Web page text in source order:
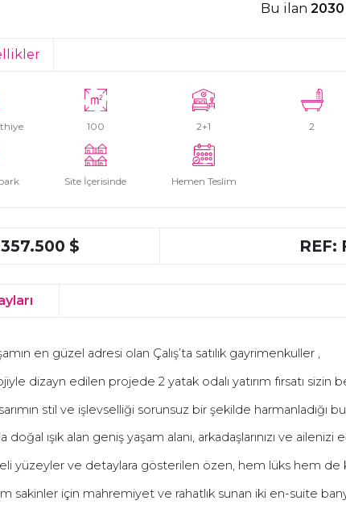
Bu ilan 2030
100 2+1 2
Site İçerisinde Hemen Teslim
357.500 $ REF:
en güzel adresi olan Çalış’ta satılık gayrimenkuller ,
dizayn edilen projede 2 yatak odalı yatırım fırsatı sizin
stil ve işlevselliği sorunsuz bir şekilde harmanladığı
doğal ışık alan geniş yaşam alanı, arkadaşlarınızı ve
yüzeyler ve detaylara gösterilen özen, hem lüks hem de
sakinler için mahremiyet ve rahatlık sunan iki en-suite